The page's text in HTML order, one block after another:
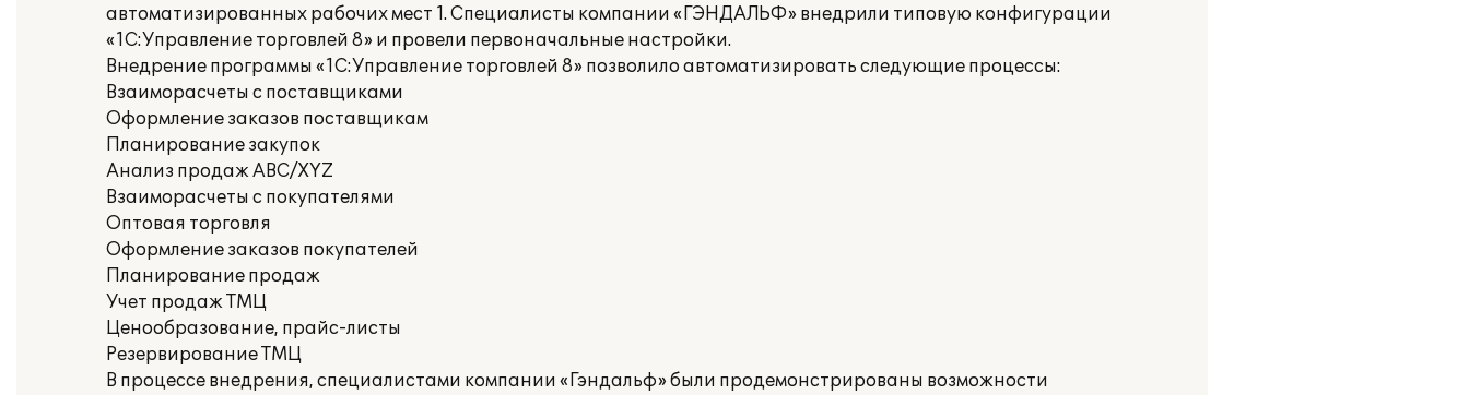
автоматизированных рабочих мест 1. Специалисты компании «ГЭНДАЛЬФ» внедрили типовую конфигурации
«1С:Управление торговлей 8» и провели первоначальные настройки.
Внедрение программы «1С:Управление торговлей 8» позволило автоматизировать следующие процессы:
Взаиморасчеты с поставщиками
Оформление заказов поставщикам
Планирование закупок
Анализ продаж ABC/XYZ
Взаиморасчеты с покупателями
Оптовая торговля
Оформление заказов покупателей
Планирование продаж
Учет продаж ТМЦ
Ценообразование, прайс-листы
Резервирование ТМЦ
В процессе внедрения, специалистами компании «Гэндальф» были продемонстрированы возможности